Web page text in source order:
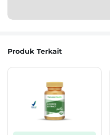
Produk Terkait